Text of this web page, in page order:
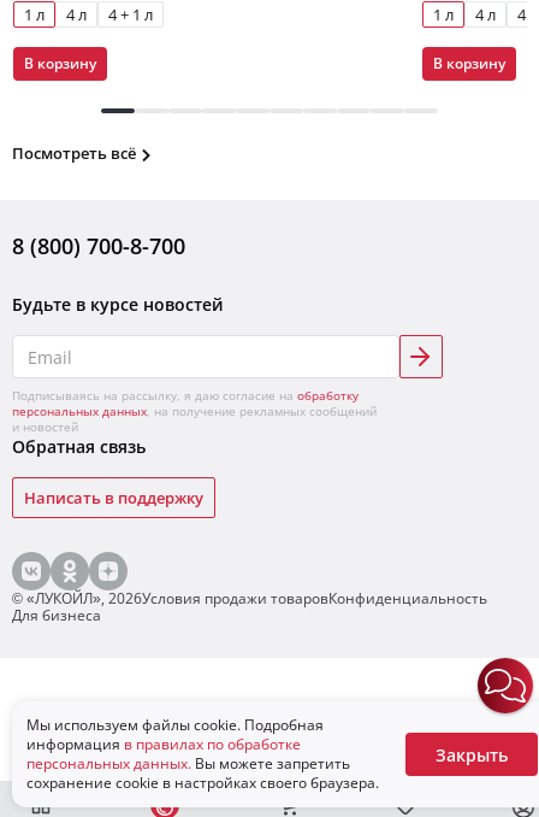
1 л
4 л 4 + 1 л
В корзину
1 л
4 л 4
В корзину
Посмотреть всё
8 (800) 700-8-700
Будьте в курсе новостей
Подписываясь на рассылку, я даю согласие на обработку
персональных данных, на получение рекламных сообщений
и новостей
Обратная связь
Написать в поддержку
© «ЛУКОЙЛ», 2026Условия продажи товаровКонфиденциальность
Для бизнеса
Мы используем файлы cookie. Подробная
информация в правилах по обработке
персональных данных. Вы можете запретить
сохранение cookie в настройках своего браузера.
Закрыть